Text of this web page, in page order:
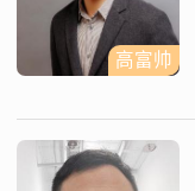
高富帅